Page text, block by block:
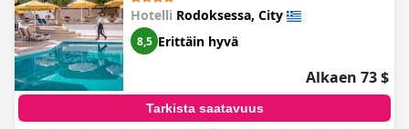
Hotelli Rodoksessa, City
8,5 Erittäin hyvä
Alkaen 73 $
Tarkista saatavuus